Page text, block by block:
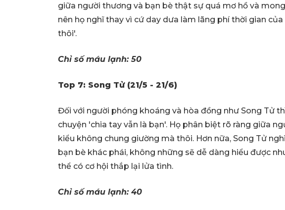
giữa người thương và bạn bè thật sự quá mơ hồ và
nên họ nghĩ thay vì cứ day dưa làm lãng phí thời gian
thôi'.
Chỉ số máu lạnh: 50
Top 7: Song Tử (21/5 - 21/6)
Đối với người phóng khoáng và hòa đồng như Song Tử
chuyện 'chia tay vẫn là bạn'. Họ phân biệt rõ ràng giữa
kiểu không chung giường mà thôi. Hơn nữa, Song Tử
bạn bè khác phái, không những sẽ dễ dàng hiểu được
thể có cơ hội thắp lại lửa tình.
Chỉ số máu lạnh: 40